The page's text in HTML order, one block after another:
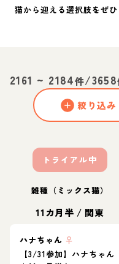
猫から迎える選択肢をぜひ
2161 ~ 2184件/3658
絞り込み
トライアル中
雑種（ミックス猫）
11カ月半 / 関東
ハナちゃん ♀
【3/31参加】ハナちゃん